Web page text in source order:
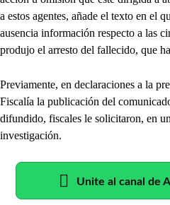
a estos agentes, añade el texto en el
ausencia información respecto a las
produjo el arresto del fallecido, que
Previamente, en declaraciones a la
Fiscalía la publicación del
difundido, fiscales le solicitaron, en
investigación.
Unite al canal de